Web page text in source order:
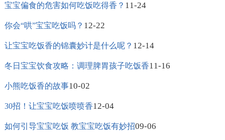
宝宝偏食的危害如何吃饭吃得香？ 11-24
你会“哄”宝宝吃饭吗？ 12-22
让宝宝吃饭香的锦囊妙计是什么呢？ 12-14
冬日宝宝饮食攻略：调理脾胃孩子吃饭香11-16
小熊吃饭香的故事10-02
30招！让宝宝吃饭喷喷香12-04
如何引导宝宝吃饭 教宝宝吃饭有妙招09-06